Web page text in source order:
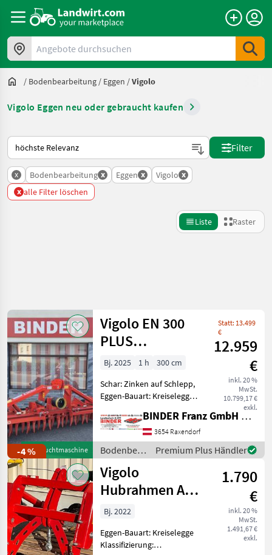
Angebote durchsuchen
/ Bodenbearbeitung / Eggen /Vigolo
Vigolo Eggen neu oder gebraucht kaufen
So wird auf Landwirt.com sortiert
Filter
x Bodenbearbeitung x Eggen x Vigolo x
x alle Filter löschen
Liste Raster
Kategorie 4 Land Filter
AKTUELLER
PFAD
Landtechnik
Bodenbearbeitung
Eggen
Vigolo
KATEGORIE
WÄHLEN
Vigolo
Maschio
Zurücksetzen
27
Ergebnisse
anzeigen
-4 %Gebrauchtmaschine
Vigolo EN 300
PLUS
Kreiselegge +
Packerwalze +
NSK
Statt: 13.499
€
12.959
€
inkl. 20 %
MwSt.
10.799,17 €
exkl.
Bj. 2025 1 h
300 cm
Schar: Zinken auf Schlepp,
Eggen-Bauart: Kreiselegge,
Zapfwellendurchtrieb ✨
Vigolo Kreiselegge - AKTION
✔️ Modell: EN PLUS 300 ✔️
in serienmäßiger A
BINDER Franz GmbH & CoKG
3654 Raxendorf
Bodenbearbeitung
/ Vigolo
Premium Plus Händler
Vigolo
Hubrahmen ASI
2
1.790
€
inkl. 20 %
MwSt.
1.491,67 €
exkl.
Bj. 2022
Eggen-Bauart: Kreiselegge
Klassifizierung: